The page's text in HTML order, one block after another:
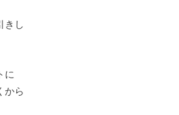
きし
に
から